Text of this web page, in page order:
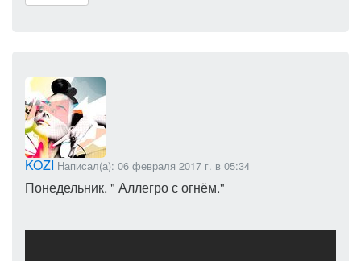
KOZI Написал(а): 06 февраля 2017 г. в 05:34
Понедельник. " Аллегро с огнём."